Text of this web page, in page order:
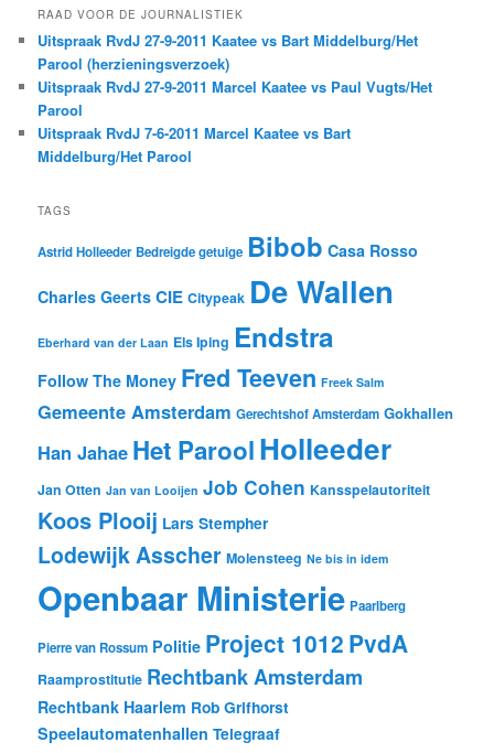
RAAD VOOR DE JOURNALISTIEK
Uitspraak RvdJ 27-9-2011 Kaatee vs Bart Middelburg/Het
Parool (herzieningsverzoek)
Uitspraak RvdJ 27-9-2011 Marcel Kaatee vs Paul Vugts/Het
Parool
Uitspraak RvdJ 7-6-2011 Marcel Kaatee vs Bart
Middelburg/Het Parool
TAGS
Astrid Holleeder Bedreigde getuige Bibob Casa Rosso
Charles Geerts CIE Citypeak De Wallen
Eberhard van der Laan Els Iping Endstra
Follow The Money Fred Teeven Freek Salm
Gemeente Amsterdam Gerechtshof Amsterdam Gokhallen
Han Jahae Het ParoolHolleeder
Jan Otten Jan van Looijen Job Cohen Kansspelautoriteit
Koos Plooij Lars Stempher
Lodewijk Asscher Molensteeg Ne bis in idem
Openbaar Ministerie Paarlberg
Pierre van Rossum Politie Project 1012 PvdA
Raamprostitutie Rechtbank Amsterdam
Rechtbank Haarlem Rob Grifhorst
Speelautomatenhallen Telegraaf